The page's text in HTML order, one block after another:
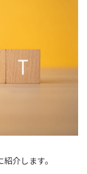
介します。